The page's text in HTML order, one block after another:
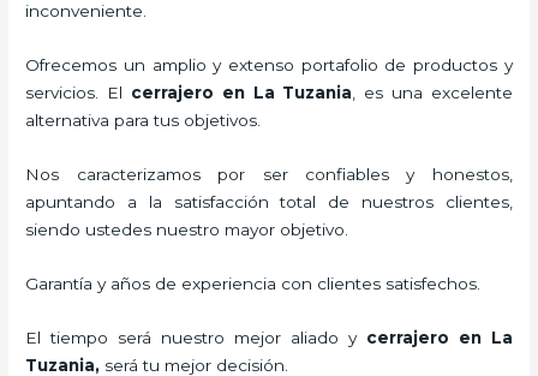
inconveniente.
Ofrecemos un amplio y extenso portafolio de productos y
servicios. El cerrajero en La Tuzania , es una excelente
alternativa para tus objetivos.
Nos caracterizamos por ser confiables y honestos,
apuntando a la satisfacción total de nuestros clientes,
siendo ustedes nuestro mayor objetivo.
Garantía y años de experiencia con clientes satisfechos.
El tiempo será nuestro mejor aliado y cerrajero en La
Tuzania, será tu mejor decisión.